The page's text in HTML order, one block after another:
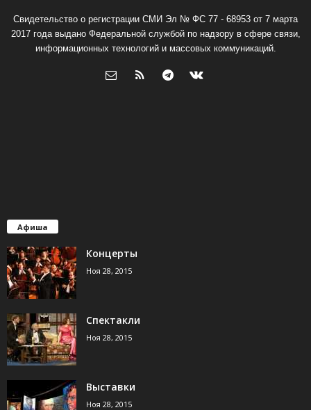
Свидетельство о регистрации СМИ Эл № ФС 77 - 68953 от 7 марта
2017 года выдано Федеральной службой по надзору в сфере связи,
информационных технологий и массовых коммуникаций.
Афиша
Концерты
Ноя 28, 2015
Спектакли
Ноя 28, 2015
Выставки
Ноя 28, 2015